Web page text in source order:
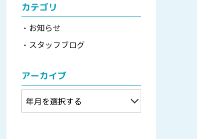
カテゴリ
お知らせ
スタッフブログ
アーカイブ